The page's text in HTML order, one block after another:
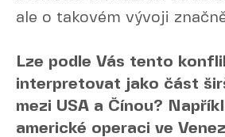
ale o takovém vývoji
Lze podle Vás tento
interpretovat jako část
mezi USA a Čínou?
americké operaci ve